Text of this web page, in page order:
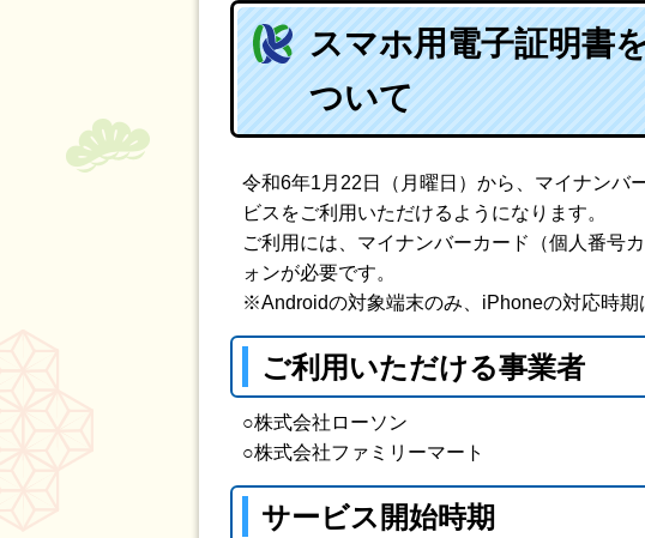
スマホ用電子証明書
ついて
令和6年1月22日（月曜日）から、マイナンバ
ビスをご利用いただけるようになります。
ご利用には、マイナンバーカード（個人番号
ォンが必要です。
※Androidの対象端末のみ、iPhoneの対応時期
ご利用いただける事業者
○株式会社ローソン
○株式会社ファミリーマート
サービス開始時期